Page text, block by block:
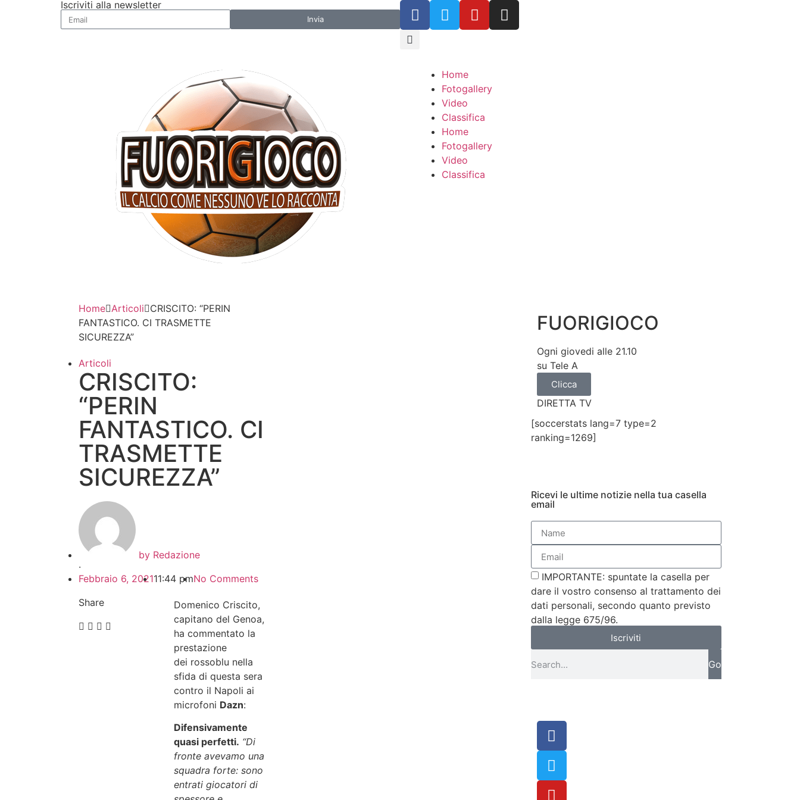
Iscriviti alla newsletter
Invia
Home
Fotogallery
Video
Classifica
Home
Fotogallery
Video
Classifica
Home Articoli CRISCITO: “PERIN
FANTASTICO. CI TRASMETTE
SICUREZZA”
Articoli
CRISCITO:
“PERIN
FANTASTICO. CI
TRASMETTE
SICUREZZA”
by Redazione
·
Febbraio 6, 202111:44 pmNo Comments
Share
Domenico Criscito,
capitano del Genoa,
ha commentato la
prestazione
dei rossoblu nella
sfida di questa sera
contro il Napoli ai
microfoni Dazn:
Difensivamente
quasi perfetti. “Di
fronte avevamo una
squadra forte: sono
entrati giocatori di
FUORIGIOCO
Ogni giovedi alle 21.10
su Tele A
Clicca
DIRETTA TV
[soccerstats lang=7 type=2
ranking=1269]
Ricevi le ultime notizie nella tua casella
email
IMPORTANTE: spuntate la casella per
dare il vostro consenso al trattamento dei
dati personali, secondo quanto previsto
dalla legge 675/96.
Iscriviti
Go